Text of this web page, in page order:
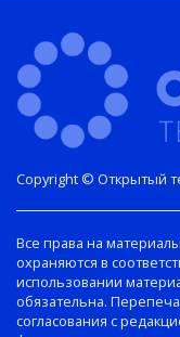
Все права на
охраняются в
использовании
обязательна.
согласования с